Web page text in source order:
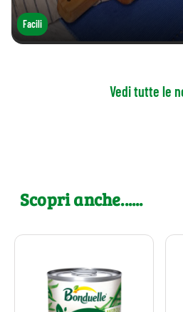
Facili
Vedi tutte le
Scopri anche......